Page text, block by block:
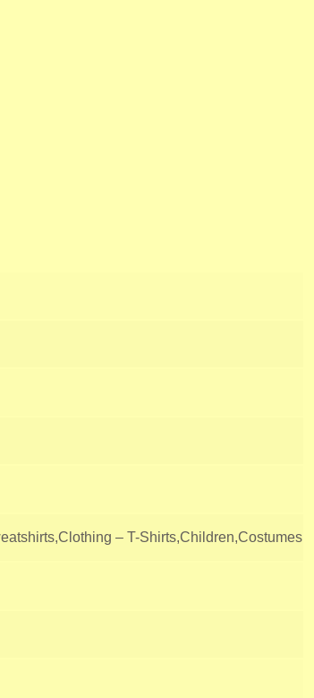
– T-Shirts,Children,Costumes